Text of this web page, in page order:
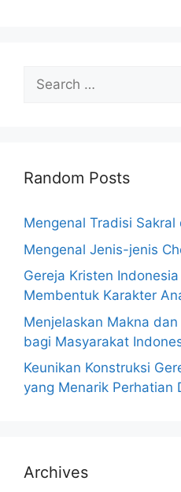
Search
for:
Random Posts
Mengenal Tradisi Sakral
Mengenal Jenis-jenis
Gereja Kristen
Membentuk Karakter
Menjelaskan Makna
bagi Masyarakat
Keunikan Konstruksi
yang Menarik Perhatian
Archives